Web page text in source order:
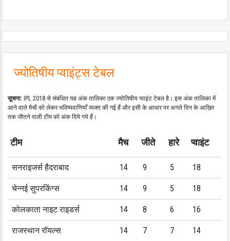
ज्योतिषीय प्वाइंट्स टेबल
सूचना: IPL 2018 से संबंधित यह अंक तालिका एक ज्योतिषीय प्वाइंट टेबल है। इस अंक तालिका में
आने वाले मैचों को लेकर भविष्यवाणियाँ व्यक्त की गई हैं और इसी के आधार पर अगले दिन के आख़िर
तक जीतने वाली टीम को अंक दिये गये हैं।
टीम मैच जीते हारे प्वाइंट
सनराइजर्स हैदराबाद 14 9 5 18
चेन्नई सुपरकिंग्स 14 9 5 18
कोलकाता नाइट राइडर्स 14 8 6 16
राजस्थान रॉयल्स 14 7 7 14